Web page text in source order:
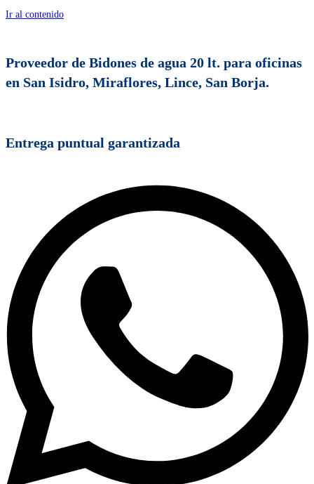
Ir al contenido
Proveedor de Bidones de agua 20 lt. para oficinas
en San Isidro, Miraflores, Lince, San Borja.
Entrega puntual garantizada